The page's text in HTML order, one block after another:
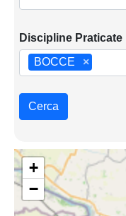
Discipline Praticate
×
BOCCE
Cerca
+
−